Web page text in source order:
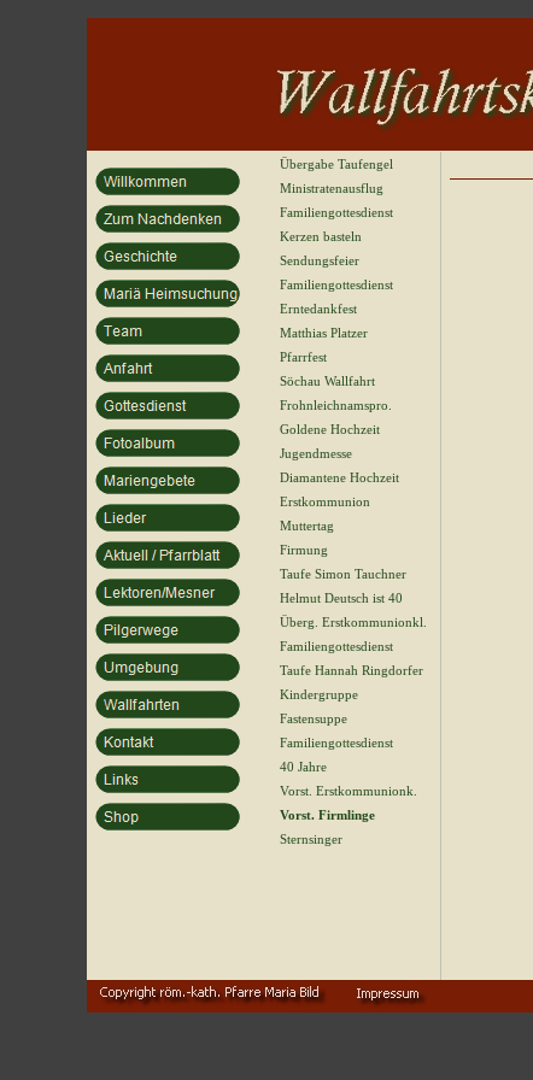
Übergabe Taufengel
Ministratenausflug
Familiengottesdienst
Kerzen basteln
Sendungsfeier
Familiengottesdienst
Erntedankfest
Matthias Platzer
Pfarrfest
Söchau Wallfahrt
Frohnleichnamspro.
Goldene Hochzeit
Jugendmesse
Diamantene Hochzeit
Erstkommunion
Muttertag
Firmung
Taufe Simon Tauchner
Helmut Deutsch ist 40
Überg. Erstkommunionkl.
Familiengottesdienst
Taufe Hannah Ringdorfer
Kindergruppe
Fastensuppe
Familiengottesdienst
40 Jahre
Vorst. Erstkommunionk.
Vorst. Firmlinge
Sternsinger